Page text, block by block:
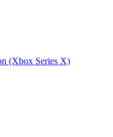
(Xbox Series X)